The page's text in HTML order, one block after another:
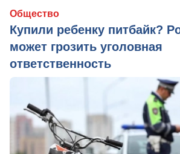
Общество
Купили ребенку питбайк?
может грозить уголовная
ответственность